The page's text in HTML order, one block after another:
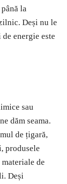
la
Deși nu le
energie este
sau
dăm seama.
de țigară,
produsele
de
Deși